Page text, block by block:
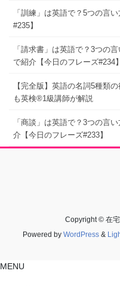
「訓練」は英語で？5つの言
#235】
「請求書」は英語で？3つの
で紹介【今日のフレーズ#234】
【完全版】英語の名詞5種類
も英検®1級講師が解説
「商談」は英語で？3つの言
介【今日のフレーズ#233】
Copyright © 在
Powered by WordPress&
MENU